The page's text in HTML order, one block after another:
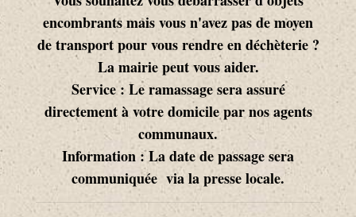
encombrants mais vous n'avez pas de moyen
de transport pour vous rendre en déchèterie ?
La mairie peut vous aider.
Service : Le ramassage sera assuré
directement à votre domicile par nos agents
communaux.
Information : La date de passage sera
communiquée via la presse locale.